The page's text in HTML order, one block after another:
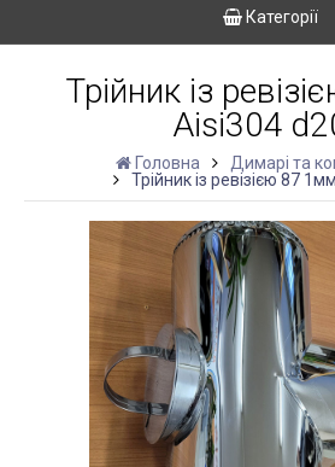
Категорії
Трійник із
Aisi304
Головна
Димарі та
Трійник із ревізією 87